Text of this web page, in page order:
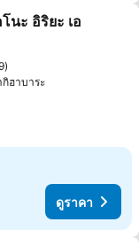
ารโปรด
นะ อิริยะ เอ
กิฮาบาระ
ดูราคา